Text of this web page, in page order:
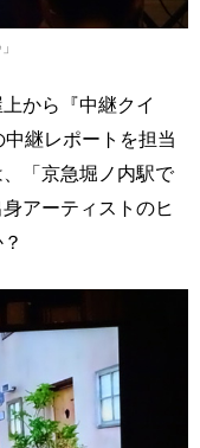
から『中継クイ
継レポートを担当
「京急堀ノ内駅で
アーティストのヒ